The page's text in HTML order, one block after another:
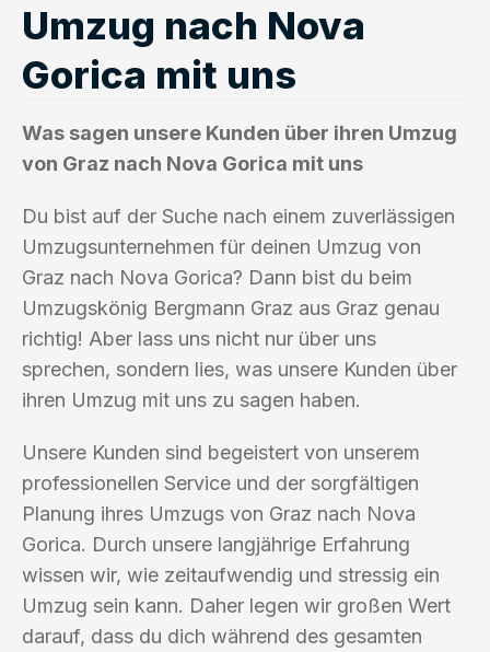
Umzug nach Nova
Gorica mit uns
Was sagen unsere Kunden über ihren Umzug
von Graz nach Nova Gorica mit uns
Du bist auf der Suche nach einem zuverlässigen
Umzugsunternehmen für deinen Umzug von
Graz nach Nova Gorica? Dann bist du beim
Umzugskönig Bergmann Graz aus Graz genau
richtig! Aber lass uns nicht nur über uns
sprechen, sondern lies, was unsere Kunden über
ihren Umzug mit uns zu sagen haben.
Unsere Kunden sind begeistert von unserem
professionellen Service und der sorgfältigen
Planung ihres Umzugs von Graz nach Nova
Gorica. Durch unsere langjährige Erfahrung
wissen wir, wie zeitaufwendig und stressig ein
Umzug sein kann. Daher legen wir großen Wert
darauf, dass du dich während des gesamten